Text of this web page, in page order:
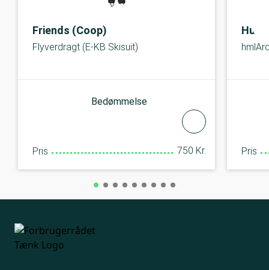
Friends (Coop)
Flyverdragt (E-KB Skisuit)
Bedømmelse
Pris 750 Kr. Pris